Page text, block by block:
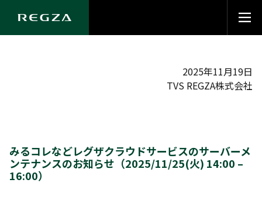
2025年11月19日
TVS REGZA株式会社
みるコレなどレグザクラウドサービスのサーバーメ
ンテナンスのお知らせ（2025/11/25(火) 14:00 –
16:00）